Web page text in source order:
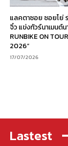
แลคตาซอย ซอยโย่
จิ๋ว แข่งทัวร์นาเมนต์น
RUNBIKE ON
2026”
17/07/2026
Lastest